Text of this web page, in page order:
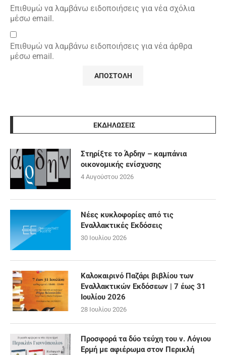
Επιθυμώ να λαμβάνω ειδοποιήσεις για νέα σχόλια
μέσω email.
Επιθυμώ να λαμβάνω ειδοποιήσεις για νέα άρθρα
μέσω email.
ΕΚΔΗΛΩΣΕΙΣ
Στηρίξτε το Άρδην – καμπάνια
οικονομικής ενίσχυσης
4 Αυγούστου 2026
Νέες κυκλοφορίες από τις
Εναλλακτικές Εκδόσεις
30 Ιουλίου 2026
Καλοκαιρινό Παζάρι βιβλίου των
Εναλλακτικών Εκδόσεων | 7 έως 31
Ιουλίου 2026
28 Ιουλίου 2026
Προσφορά τα δύο τεύχη του ν. Λόγιου
Ερμή με αφιέρωμα στον Περικλή